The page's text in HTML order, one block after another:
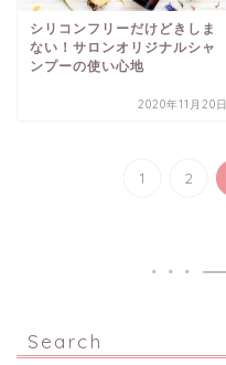
シリコンフリーだけどきしま
ない！サロンオリジナルシャ
ンプーの使い心地
2020年11月20日
1 2
Search